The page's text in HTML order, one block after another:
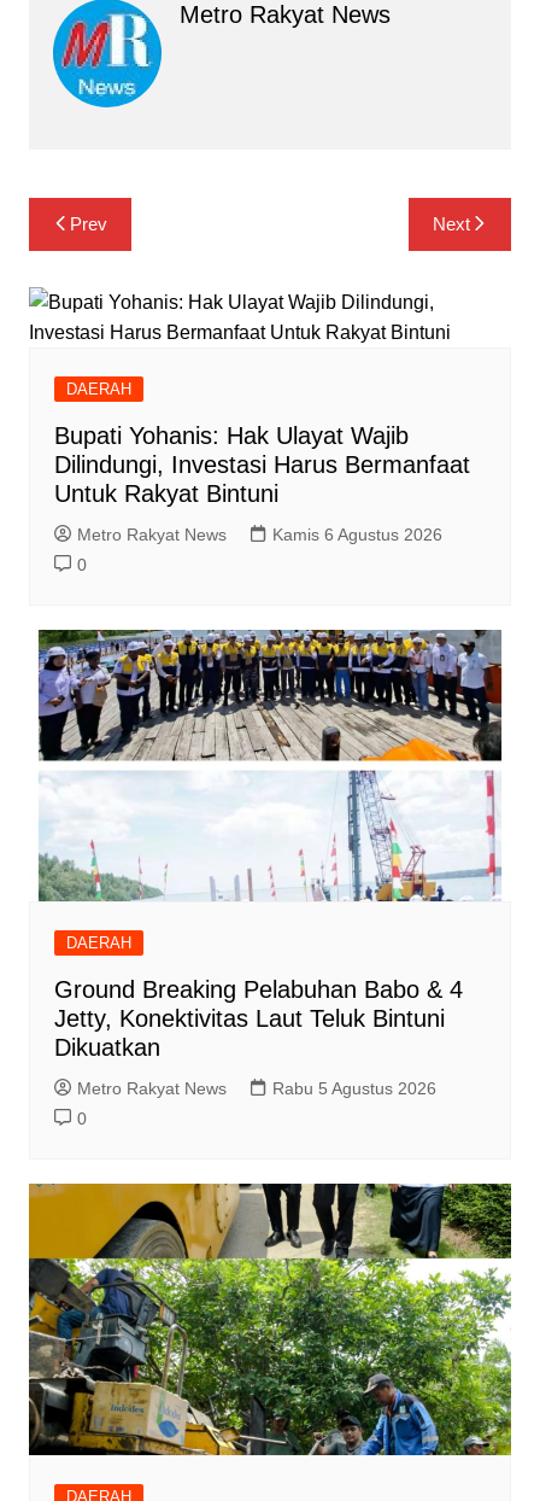
Metro Rakyat News
Navigasi
pos
Prev Next
DAERAH
Bupati Yohanis: Hak Ulayat Wajib
Dilindungi, Investasi Harus Bermanfaat
Untuk Rakyat Bintuni
Metro Rakyat News
Kamis 6 Agustus 2026
0
DAERAH
Ground Breaking Pelabuhan Babo & 4
Jetty, Konektivitas Laut Teluk Bintuni
Dikuatkan
Metro Rakyat News
Rabu 5 Agustus 2026
0
DAERAH